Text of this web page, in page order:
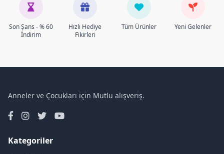
Son Şans - % 60
İndirim
Hızlı Hediye
Fikirleri
Tüm Ürünler Yeni Gelenler
Anneler ve Çocukları için Mutlu alışveriş.
Kategoriler